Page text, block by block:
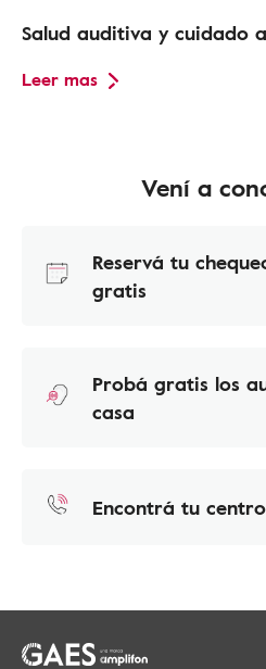
Salud auditiva y cuidado
Leer mas
Vení a
Reservá tu
gratis
Probá gratis los
casa
Encontrá tu